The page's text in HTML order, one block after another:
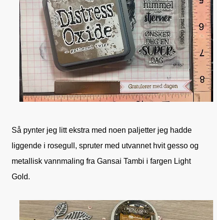
Så pynter jeg litt ekstra med noen paljetter jeg hadde
liggende i rosegull, spruter med utvannet hvit gesso og
metallisk vannmaling fra Gansai Tambi i fargen Light
Gold.